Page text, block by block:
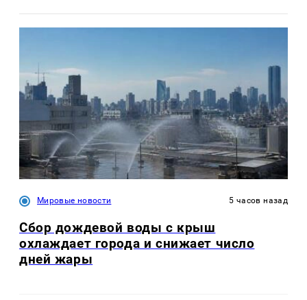
Мировые новости 5 часов назад
Сбор дождевой воды с крыш
охлаждает города и снижает число
дней жары